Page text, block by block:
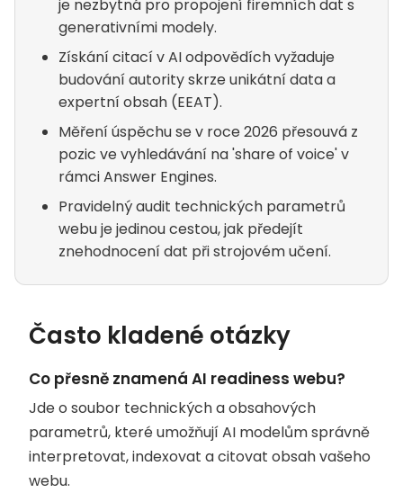
je nezbytná pro propojení firemních dat s
generativními modely.
Získání citací v AI odpovědích vyžaduje
budování autority skrze unikátní data a
expertní obsah (EEAT).
Měření úspěchu se v roce 2026 přesouvá z
pozic ve vyhledávání na 'share of voice' v
rámci Answer Engines.
Pravidelný audit technických parametrů
webu je jedinou cestou, jak předejít
znehodnocení dat při strojovém učení.
Často kladené otázky
Co přesně znamená AI readiness webu?
Jde o soubor technických a obsahových
parametrů, které umožňují AI modelům správně
interpretovat, indexovat a citovat obsah vašeho
webu.